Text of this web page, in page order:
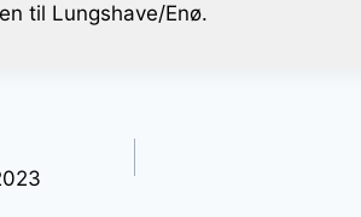
til Lungshave/Enø.